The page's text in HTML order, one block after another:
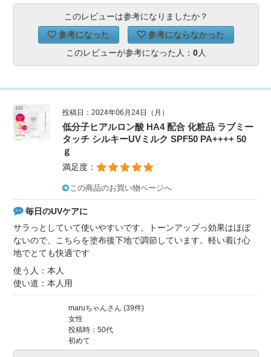
このレビューは参考になりましたか？
参考になった
参考にならなかった
このレビューが参考になった人： 0人
投稿日：2024年06月24日（月）
低分子ヒアルロン酸 HA4 配合 化粧品 ラブミー
タッチ シルキーUVミルク SPF50 PA++++ 50
ｇ
満足度：
この商品のお買い物ページへ
毎日のUVケアに
サラっとしていて使いやすいです。トーンアップっ効果はほぼ
ないので、こちらを塗布後下地で調節しています。軽い着け心
地でとても快適です
使う人：本人
使い道：本人用
maruちゃんさん (39件)
女性
投稿時：50代
初めて